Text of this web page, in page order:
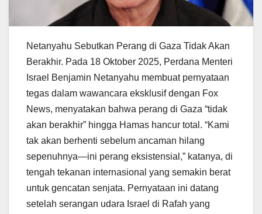
Netanyahu Sebutkan Perang di Gaza Tidak Akan
Berakhir. Pada 18 Oktober 2025, Perdana Menteri
Israel Benjamin Netanyahu membuat pernyataan
tegas dalam wawancara eksklusif dengan Fox
News, menyatakan bahwa perang di Gaza “tidak
akan berakhir” hingga Hamas hancur total. “Kami
tak akan berhenti sebelum ancaman hilang
sepenuhnya—ini perang eksistensial,” katanya, di
tengah tekanan internasional yang semakin berat
untuk gencatan senjata. Pernyataan ini datang
setelah serangan udara Israel di Rafah yang